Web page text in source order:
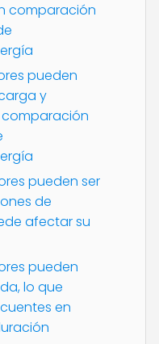
comparación
pueden
y
pueden ser
de
afectar su
pueden
lo que
en